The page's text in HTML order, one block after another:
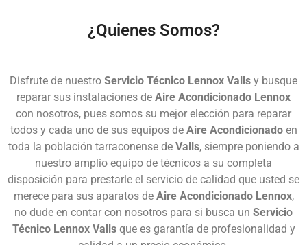
¿Quienes Somos?
Disfrute de nuestro Servicio Técnico Lennox Valls y busque
reparar sus instalaciones de Aire Acondicionado Lennox
con nosotros, pues somos su mejor elección para reparar
todos y cada uno de sus equipos de Aire Acondicionadoen
toda la población tarraconense de Valls, siempre poniendo a
nuestro amplio equipo de técnicos a su completa
disposición para prestarle el servicio de calidad que usted se
merece para sus aparatos de Aire Acondicionado Lennox,
no dude en contar con nosotros para si busca un Servicio
Técnico Lennox Vallsque es garantía de profesionalidad y